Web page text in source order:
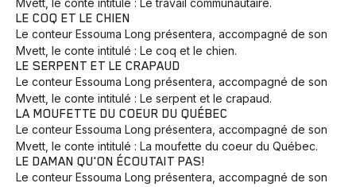
Mvett, le conte intitulé : Le travail communautaire.
LE COQ ET LE CHIEN
Le conteur Essouma Long présentera, accompagné de son
Mvett, le conte intitulé : Le coq et le chien.
LE SERPENT ET LE CRAPAUD
Le conteur Essouma Long présentera, accompagné de son
Mvett, le conte intitulé : Le serpent et le crapaud.
LA MOUFETTE DU COEUR DU QUÉBEC
Le conteur Essouma Long présentera, accompagné de son
Mvett, le conte intitulé : La moufette du coeur du Québec.
LE DAMAN QU'ON ÉCOUTAIT PAS!
Le conteur Essouma Long présentera, accompagné de son